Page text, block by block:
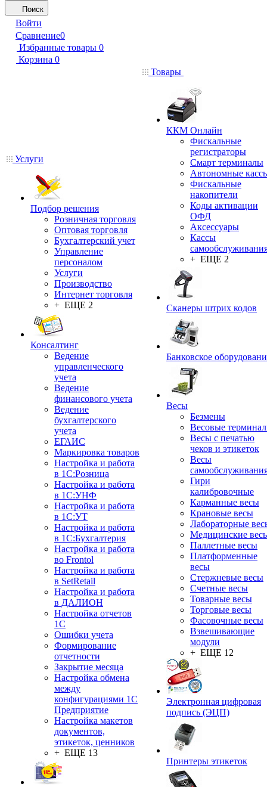
Поиск
Войти
Сравнение0
Избранные товары 0
Корзина 0
Услуги
Подбор решения
Розничная торговля
Оптовая торговля
Бухгалтерский учет
Управление
персоналом
Услуги
Производство
Интернет торговля
+ ЕЩЕ 2
Консалтинг
Ведение
управленческого
учета
Ведение
финансового учета
Ведение
бухгалтерского
учета
ЕГАИС
Маркировка товаров
Настройка и работа
в 1С:Розница
Настройка и работа
в 1С:УНФ
Настройка и работа
в 1С:УТ
Настройка и работа
в 1С:Бухгалтерия
Настройка и работа
во Frontol
Настройка и работа
в SetRetail
Настройка и работа
в ДАЛИОН
Настройка отчетов
1С
Ошибки учета
Формирование
отчетности
Закрытие месяца
Настройка обмена
между
конфигурациями 1С
Предприятие
Настройка макетов
документов,
этикеток, ценников
+ ЕЩЕ 13
Товары
ККМ Онлайн
Фискальные
регистраторы
Смарт терминалы
Автономные
Фискальные
накопители
Коды активации
ОФД
Аксессуары
Кассы
+ ЕЩЕ 2
Сканеры штрих кодов
Банковское
Весы
Безмены
Весовые
Весы с печатью
чеков и этикеток
Весы
Гири
калибровочные
Карманные весы
Крановые весы
Лабораторные
Медицинские
Паллетные весы
Платформенные
весы
Стержневые весы
Счетные весы
Товарные весы
Торговые весы
Фасовочные весы
Взвешивающие
модули
+ ЕЩЕ 12
Электронная цифровая
подпись (ЭЦП)
Принтеры этикеток